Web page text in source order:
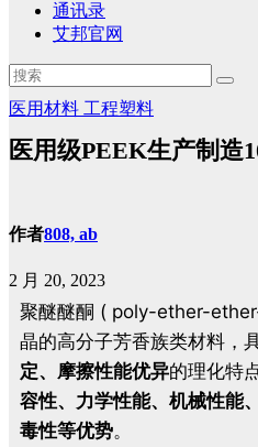
通讯录
艾邦官网
医用材料 工程塑料
医用级PEEK生产制造
作者808, ab
2 月 20, 2023
聚醚醚酮 ( poly-ether-
晶的高分子芳香族类材料，
定、摩擦性能优异的理化特
容性、力学性能、机械性能
毒性等优势。